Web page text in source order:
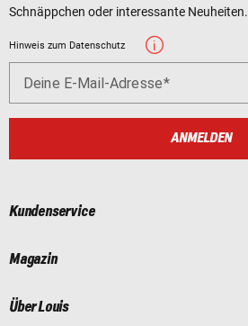
Schnäppchen oder interessante Neuheiten.
Hinweis zum Datenschutz
Deine E-Mail-Adresse
ANMELDEN
Kundenservice
Magazin
Über Louis